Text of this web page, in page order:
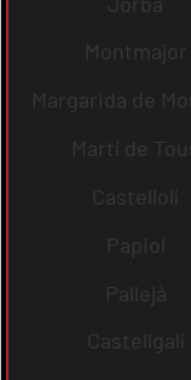
Montmajor
Margarida de
Martí de
Castellolí
Papiol
Pallejà
Castellgalí